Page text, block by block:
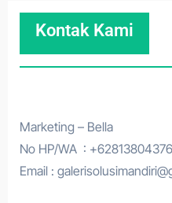
Kontak Kami
Marketing – Bella
No HP/WA :
Email :